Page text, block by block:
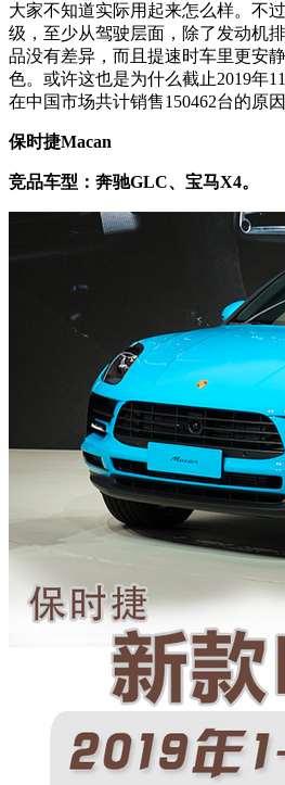
大家不知道实际用起来怎么样。 不
级，至少从驾驶层面，除了发动机
品没有差异，而且提速时车里更安
色。或许这也是为什么截止2019年
在中国市场共计销售150462台的原因
保时捷Macan
竞品车型：奔驰GLC、宝马X4。